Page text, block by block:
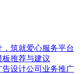
筑就爱心服务平台
推荐与建议
设计公司业务推广